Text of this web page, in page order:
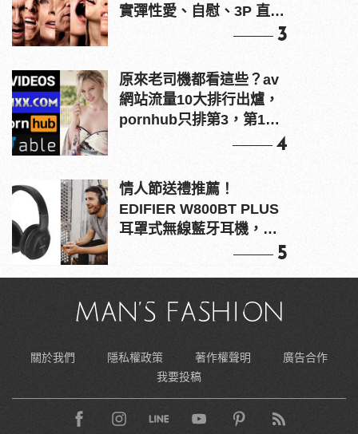
實彈性愛、自慰、3P 直接
3
原來老司機都看這些？av
網站流量10大排行出爐，
pornhub只排第3，第1名
4
情人節送禮推薦！
EDIFIER W800BT PLUS
耳罩式無線藍牙耳機，在
5
關於我們 隱私權政策 著作權聲明
廣告合作
我要投稿